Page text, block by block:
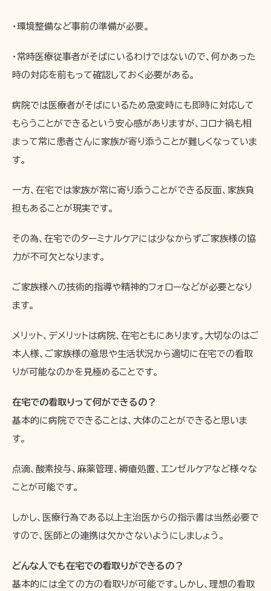
・環境整備など事前の準備が必要。
・常時医療従事者がそばにいるわけではないので、何かあった
時の対応を前もって確認しておく必要がある。
病院では医療者がそばにいるため急変時にも即時に対応して
もらうことができるという安心感がありますが、コロナ禍も相
まって常に患者さんに家族が寄り添うことが難しくなっていま
す。
一方、在宅では家族が常に寄り添うことができる反面、家族負
担もあることが現実です。
その為、在宅でのターミナルケアには少なからずご家族様の協
力が不可欠となります。
ご家族様への技術的指導や精神的フォローなどが必要となり
ます。
メリット、デメリットは病院、在宅ともにあります。大切なのはご
本人様、ご家族様の意思や生活状況から適切に在宅での看取
りが可能なのかを見極めることです。
在宅での看取りって何ができるの？
基本的に病院でできることは、大体のことができると思いま
す。
点滴、酸素投与、麻薬管理、褥瘡処置、エンゼルケアなど様々な
ことが可能です。
しかし、医療行為である以上主治医からの指示書は当然必要で
すので、医師との連携は欠かさないようにしましょう。
どんな人でも在宅での看取りができるの？
基本的には全ての方の看取りが可能です。しかし、理想の看取